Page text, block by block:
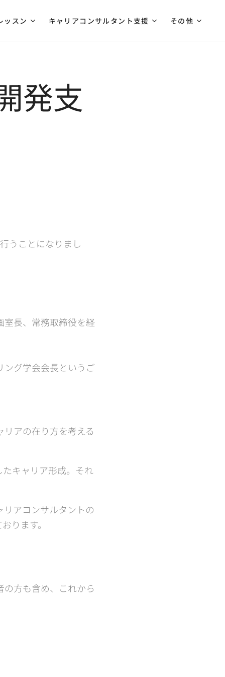
ッスン キャリアコンサルタント支援 その他
発支
うことになりまし
長、常務取締役を経
グ学会会長というご
アの在り方を考える
キャリア形成。それ
アコンサルタントの
ります。
方も含め、これから